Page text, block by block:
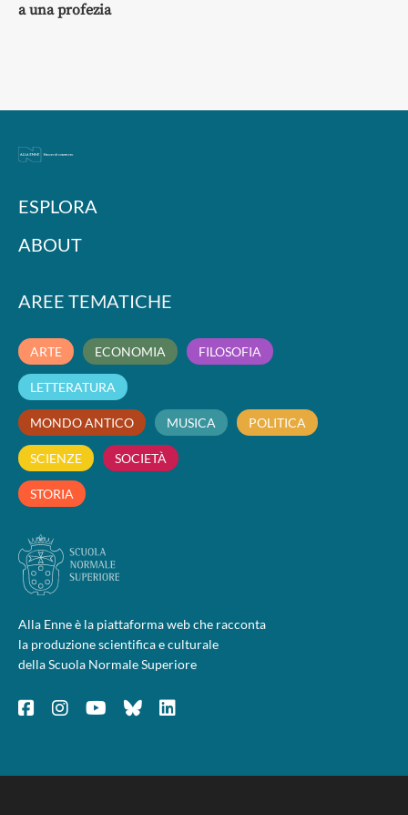
a una profezia
ESPLORA
ABOUT
AREE TEMATICHE
ARTE ECONOMIA FILOSOFIA
LETTERATURA
MONDO ANTICO MUSICA POLITICA
SCIENZE SOCIETÀ
STORIA
Alla Enne è la piattaforma web che racconta
la produzione scientifica e culturale
della Scuola Normale Superiore